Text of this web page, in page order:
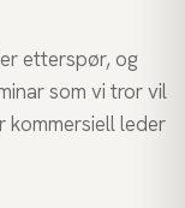
etterspør, og
som vi tror vil
kommersiell leder